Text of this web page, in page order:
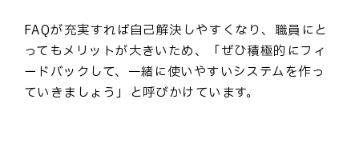
FAQが充実すれば自己解決しやすくなり、職員にと
ってもメリットが大きいため、「ぜひ積極的にフィ
ードバックして、一緒に使いやすいシステムを作っ
ていきましょう」と呼びかけています。